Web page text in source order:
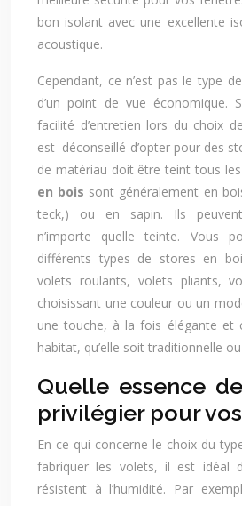
bon isolant avec une excellente
acoustique.
Cependant, ce n’est pas le type
d’un point de vue économique.
facilité d’entretien lors du choix
est déconseillé d’opter pour des
de matériau doit être teint tous
en bois sont généralement en
teck,) ou en sapin. Ils
n’importe quelle teinte. Vous
différents types de stores en
volets roulants, volets pliants,
choisissant une couleur ou un
une touche, à la fois élégante et
habitat, qu’elle soit traditionnelle
Quelle essence
privilégier pour
En ce qui concerne le choix du
fabriquer les volets, il est idéal
résistent à l’humidité. Par